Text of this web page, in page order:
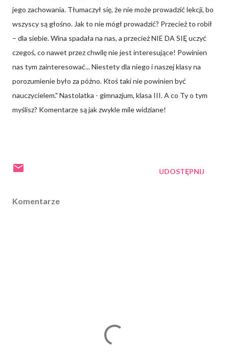
jego zachowania. Tłumaczył się, że nie może prowadzić lekcji, bo
wszyscy są głośno. Jak to nie mógł prowadzić? Przecież to robił
– dla siebie. Wina spadała na nas, a przecież NIE DA SIĘ uczyć
czegoś, co nawet przez chwilę nie jest interesujące! Powinien
nas tym zainteresować... Niestety dla niego i naszej klasy na
porozumienie było za późno. Ktoś taki nie powinien być
nauczycielem." Nastolatka - gimnazjum, klasa III. A co Ty o tym
myślisz? Komentarze są jak zwykle mile widziane!
UDOSTĘPNIJ
Komentarze